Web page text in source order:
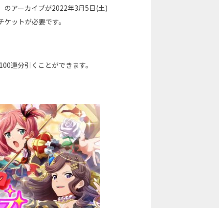
アーカイブが2022年3月5日(土)
ットが必要です。
連分引くことができます。